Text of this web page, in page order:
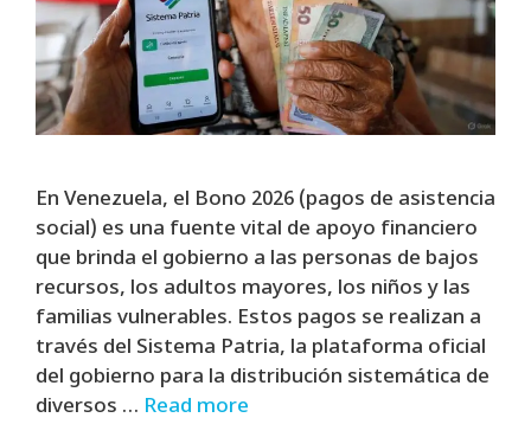
En Venezuela, el Bono 2026 (pagos de asistencia
social) es una fuente vital de apoyo financiero
que brinda el gobierno a las personas de bajos
recursos, los adultos mayores, los niños y las
familias vulnerables. Estos pagos se realizan a
través del Sistema Patria, la plataforma oficial
del gobierno para la distribución sistemática de
diversos … Read more